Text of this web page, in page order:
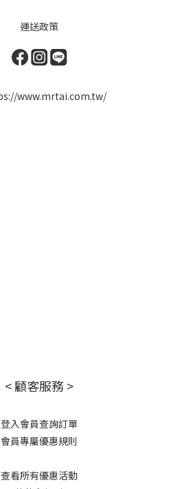
運送政策
< 顧客服務 >
登入會員查詢訂單
會員專屬優惠規則
查看所有優惠活動